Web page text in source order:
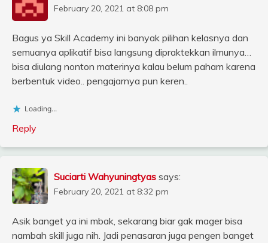
February 20, 2021 at 8:08 pm
Bagus ya Skill Academy ini banyak pilihan kelasnya dan
semuanya aplikatif bisa langsung dipraktekkan ilmunya…
bisa diulang nonton materinya kalau belum paham karena
berbentuk video.. pengajarnya pun keren..
Loading...
Reply
Suciarti Wahyuningtyas says:
February 20, 2021 at 8:32 pm
Asik banget ya ini mbak, sekarang biar gak mager bisa
nambah skill juga nih. Jadi penasaran juga pengen banget